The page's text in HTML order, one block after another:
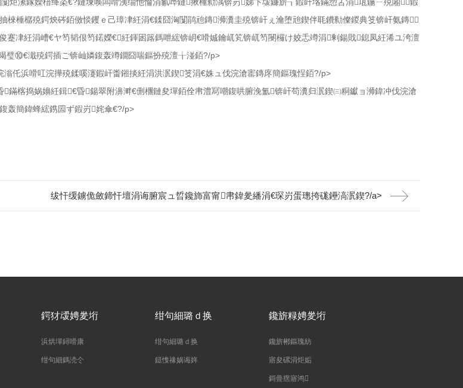
棰樼殑鍔炴硶銆傚惔钁ｅ己璋冿紝涓€鍒囧洶闅鹃兘鏄浉瀵圭殑锛屽ぇ瀹堕兘鍥伴毦鐨勬儏鍐典笅锛屽氨鏄
冿紝涓嶆€ヤ笉韬佷笉鍩嬫€紝鍕囦簬鎷呭綋锛岄€嗗娍鑰屼笂锛屼笉閿欏け姣忎竴涓剰鍚戝鎴凤紝浠ユ洿澶
璧⑩€濈殑鍔插ご锛屾嫾鍑轰竴鐗囧喘鏂扮殑澶╁湴銆?/p>
仛浜嗗叿浣撶殑鍒嗘瀽鍜屽畨鎺掞紝涓洪泦鍥笅涓€姝ュ伐浣滄寚鏄庝簡鏂瑰悜銆?/p>
鏋楁捣娲嬶紝鍓€昏鍚翠附濞溿€侀檲鏈夋墠銆佺帇澧冩嘲鍑哄腑浼氳锛屽苟瀵归泦鍥㈢粡钀ョ浉鍏冲伐浣滄
轰簡鍏蜂綋鎸囩ず鍜岃姹傘€?/p>
绂忓缓鐪佹斂鍗忓壇涓诲腑宸ュ晢鑱斾富甯帇鍏夎繙涓€琛岃蛋璁挎硥鑸滈泦鍥?/a>
鍔犲叆娉夎垳
浜烘墠鐞嗗康
绀句細鎷涜仒
绀句細璐ｄ换
绀句細璐ｄ换
鎹愯禒娲诲姩
鑱旂粶娉夎垳
鑱旂郴鏂瑰紡
寤夋磥涓炬姤
鎶曡瘔寤鸿